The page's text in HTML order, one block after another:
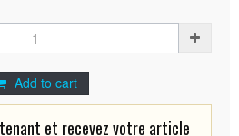
Add to cart
et recevez votre article